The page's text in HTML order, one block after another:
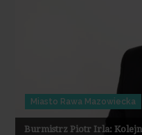
Miasto Rawa Mazowiecka
Burmistrz Piotr Irla: